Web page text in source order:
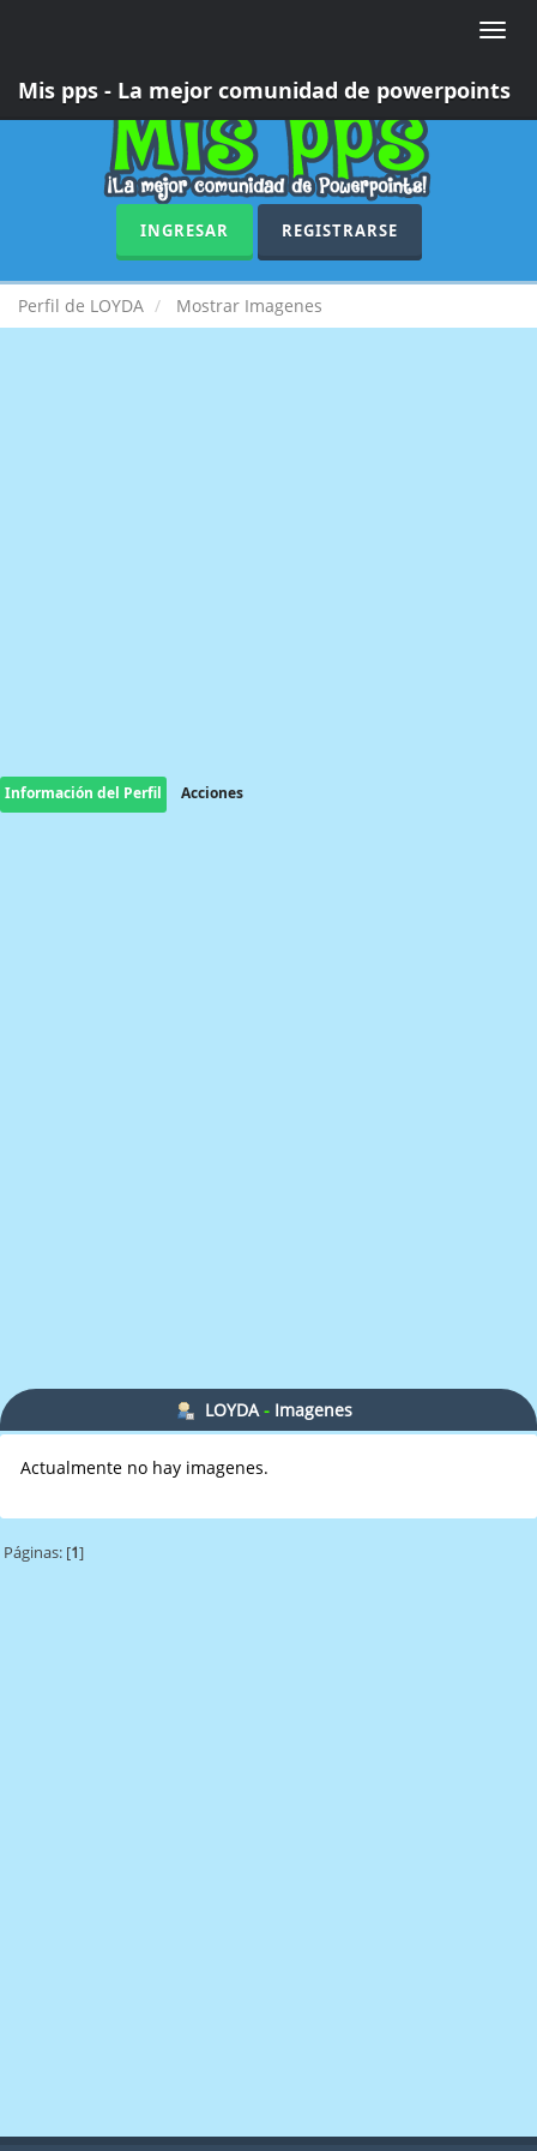
Toggle
Mis pps - La mejor comunidad de powerpoints
INGRESAR REGISTRARSE
Perfil de LOYDA Mostrar Imagenes
Información del Perfil Acciones
LOYDA- Imagenes
Actualmente no hay imagenes.
Páginas: [1]